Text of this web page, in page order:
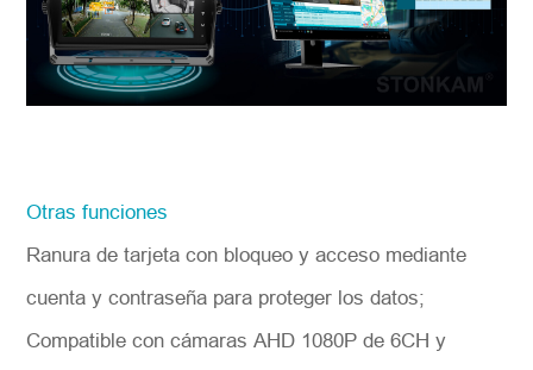
Otras funciones
Ranura de tarjeta con bloqueo y acceso mediante
cuenta y contraseña para proteger los datos;
Compatible con cámaras AHD 1080P de 6CH y